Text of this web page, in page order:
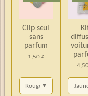
Clip seul
sans
parfum
1,50 €